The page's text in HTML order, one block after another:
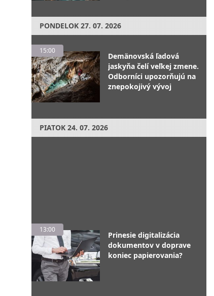
PONDELOK 27. 07. 2026
15:00
Demänovská ľadová
jaskyňa čelí veľkej zmene.
Odborníci upozorňujú na
znepokojivý vývoj
PIATOK 24. 07. 2026
13:00
Prinesie digitalizácia
dokumentov v doprave
koniec papierovania?